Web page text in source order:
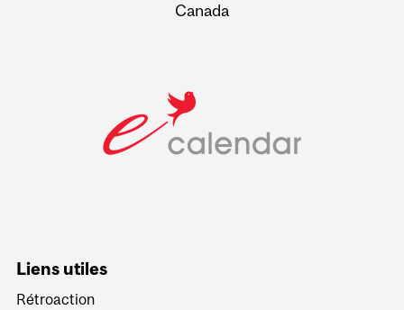
Canada
Liens utiles
Rétroaction